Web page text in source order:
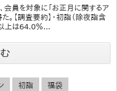
会員を対象に「お正月に関するア
。【調査要約】・初詣（除夜詣含
上は64.0％...
初詣 福袋